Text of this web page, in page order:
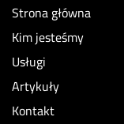
Strona główna
Kim jesteśmy
Usługi
Artykuły
Kontakt